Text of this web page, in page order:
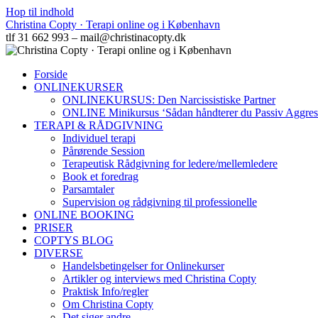
Hop til indhold
Christina Copty · Terapi online og i København
tlf 31 662 993 – mail@christinacopty.dk
Forside
ONLINEKURSER
ONLINEKURSUS: Den Narcissistiske Partner
ONLINE Minikursus ‘Sådan håndterer du Passiv
TERAPI & RÅDGIVNING
Individuel terapi
Pårørende Session
Terapeutisk Rådgivning for ledere/mellemledere
Book et foredrag
Parsamtaler
Supervision og rådgivning til professionelle
ONLINE BOOKING
PRISER
COPTYS BLOG
DIVERSE
Handelsbetingelser for Onlinekurser
Artikler og interviews med Christina Copty
Praktisk Info/regler
Om Christina Copty